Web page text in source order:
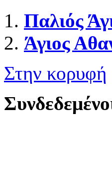
Παλιός
Άγιος
Στην κορυφή